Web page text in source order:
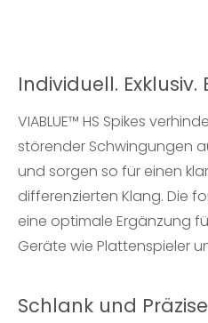
Individuell. Exklusiv.
VIABLUE™ HS Spikes
störender Schwingungen
und sorgen so für einen
differenzierten Klang. Die
eine optimale Ergänzung
Geräte wie Plattenspieler
Schlank und Präzise